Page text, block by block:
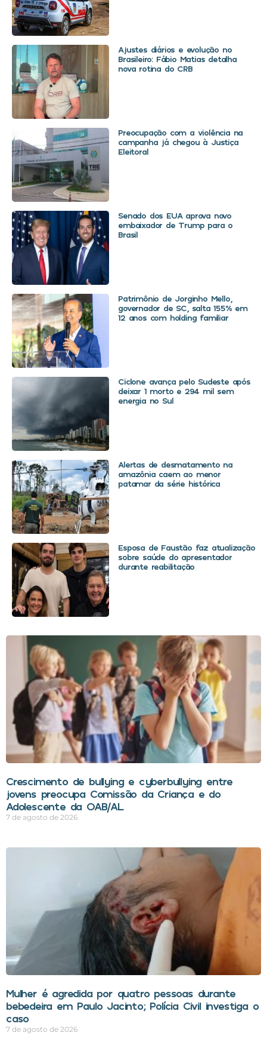
Ajustes diários e evolução no
Brasileiro: Fábio Matias detalha
nova rotina do CRB
Preocupação com a violência na
campanha já chegou à Justiça
Eleitoral
Senado dos EUA aprova novo
embaixador de Trump para o
Brasil
Patrimônio de Jorginho Mello,
governador de SC, salta 155% em
12 anos com holding familiar
Ciclone avança pelo Sudeste após
deixar 1 morto e 294 mil sem
energia no Sul
Alertas de desmatamento na
amazônia caem ao menor
patamar da série histórica
Esposa de Faustão faz atualização
sobre saúde do apresentador
durante reabilitação
Crescimento de bullying e cyberbullying entre
jovens preocupa Comissão da Criança e do
Adolescente da OAB/AL
7 de agosto de 2026
Mulher é agredida por quatro pessoas durante
bebedeira em Paulo Jacinto; Polícia Civil investiga o
caso
7 de agosto de 2026